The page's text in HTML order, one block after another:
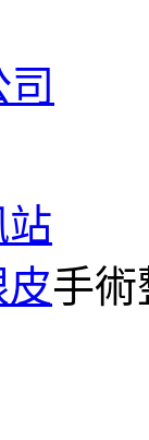
手術